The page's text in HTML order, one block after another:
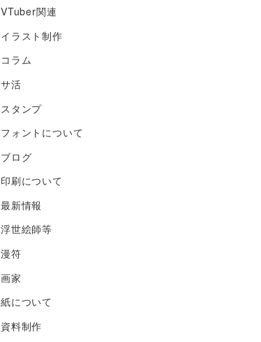
VTuber関連
イラスト制作
コラム
サ活
スタンプ
フォントについて
ブログ
印刷について
最新情報
浮世絵師等
漫符
画家
紙について
資料制作